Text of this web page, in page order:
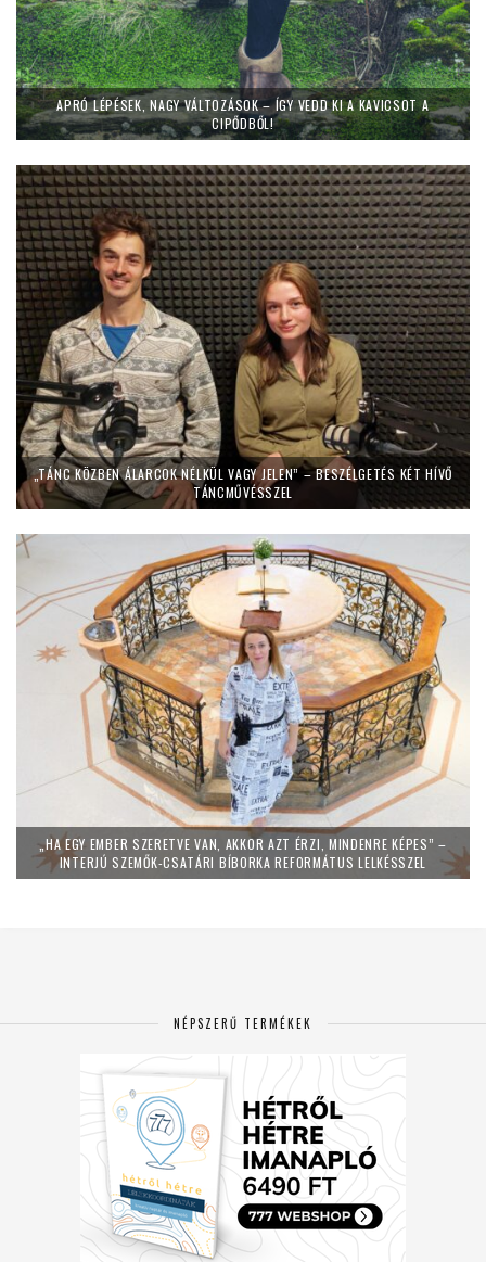
APRÓ LÉPÉSEK, NAGY VÁLTOZÁSOK – ÍGY VEDD KI A KAVICSOT A
CIPŐDBŐL!
„TÁNC KÖZBEN ÁLARCOK NÉLKÜL VAGY JELEN” – BESZÉLGETÉS KÉT HÍVŐ
TÁNCMŰVÉSSZEL
„HA EGY EMBER SZERETVE VAN, AKKOR AZT ÉRZI, MINDENRE KÉPES” –
INTERJÚ SZEMŐK-CSATÁRI BÍBORKA REFORMÁTUS LELKÉSSZEL
NÉPSZERŰ TERMÉKEK